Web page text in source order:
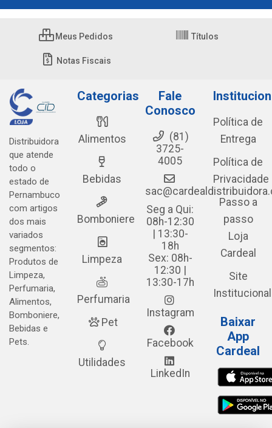
Meus Pedidos Títulos
Notas Fiscais
Distribuidora
que atende
todo o
estado de
Pernambuco
com artigos
dos mais
variados
segmentos:
Produtos de
Limpeza,
Perfumaria,
Alimentos,
Bomboniere,
Bebidas e
Pets.
Categorias
Alimentos
Bebidas
Bomboniere
Limpeza
Perfumaria
Pet
Utilidades
Fale
Conosco
(81)
3725-
4005
Seg a Qui:
08h-12:30
| 13:30-
18h
Sex: 08h-
12:30 |
13:30-17h
Instagram
Facebook
LinkedIn
Política de
Entrega
Política de
Privacidade
Passo a
passo
Loja
Cardeal
Site
Institucional
Baixar
App
Cardeal